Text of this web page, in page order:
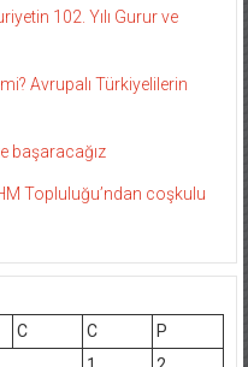
102. Yılı Gurur ve
Avrupalı Türkiyelilerin
başaracağız
Topluluğu’ndan coşkulu
C C
P